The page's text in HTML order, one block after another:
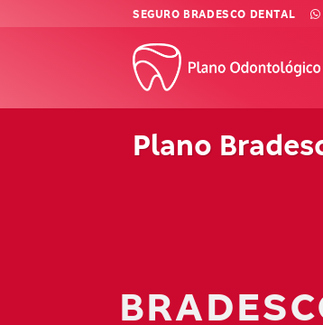
SEGURO BRADESCO DENTAL
Plano